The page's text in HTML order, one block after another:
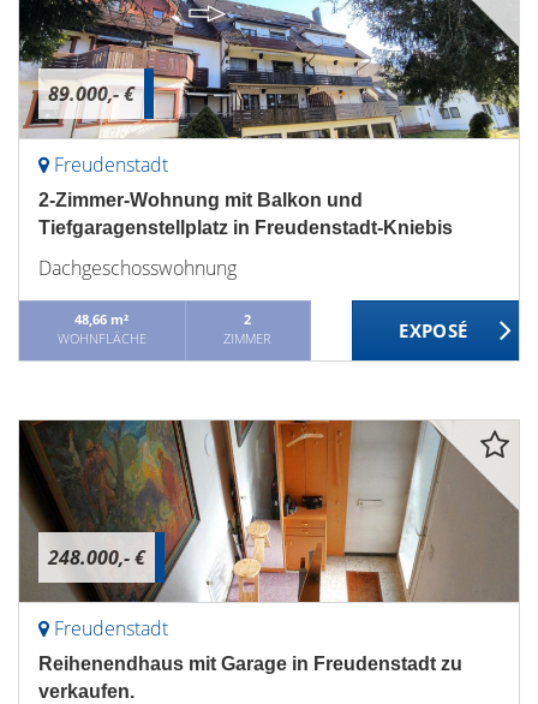
89.000,- €
Freudenstadt
2-Zimmer-Wohnung mit Balkon und
Tiefgaragenstellplatz in Freudenstadt-Kniebis
Dachgeschosswohnung
48,66 m²
WOHNFLÄCHE
2
ZIMMER
248.000,- €
Freudenstadt
Reihenendhaus mit Garage in Freudenstadt zu
verkaufen.